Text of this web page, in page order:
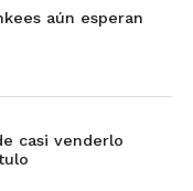
aún esperan
casi venderlo